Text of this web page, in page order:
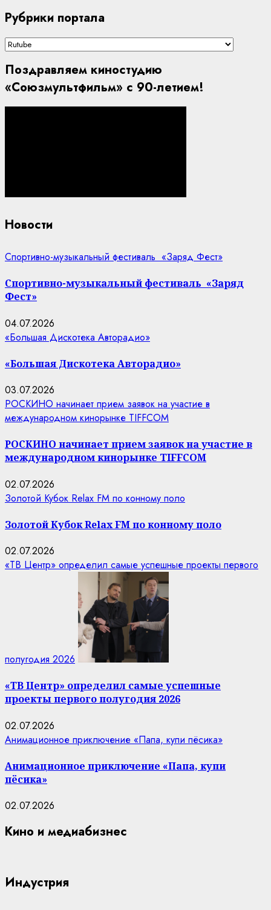
Рубрики портала
Рубрики
Поздравляем киностудию
«Союзмультфильм» с 90-летием!
Новости
Спортивно-музыкальный фестиваль «Заряд Фест»
Спортивно-музыкальный фестиваль «Заряд
Фест»
04.07.2026
«Большая Дискотека Авторадио»
«Большая Дискотека Авторадио»
03.07.2026
РОСКИНО начинает прием заявок на участие в
международном кинорынке TIFFCOM
РОСКИНО начинает прием заявок на участие в
международном кинорынке TIFFCOM
02.07.2026
Золотой Кубок Relax FM по конному поло
Золотой Кубок Relax FM по конному поло
02.07.2026
«ТВ Центр» определил самые успешные проекты первого
полугодия 2026
«ТВ Центр» определил самые успешные
проекты первого полугодия 2026
02.07.2026
Анимационное приключение «Папа, купи пёсика»
Анимационное приключение «Папа, купи
пёсика»
02.07.2026
Кино и медиабизнес
Индустрия